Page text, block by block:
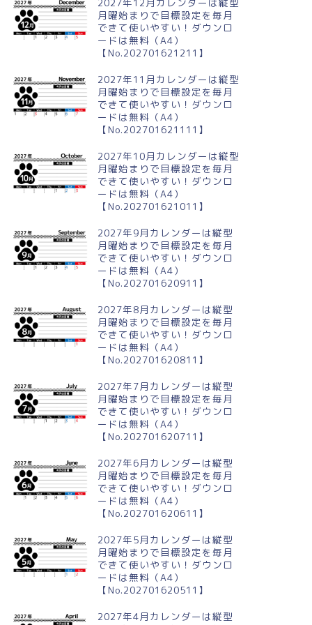
イラストのおしゃれA4無料
ンダー
GWイラストのかわいいA4無料カ
レンダー
月曜始まりで目標設定を毎月
できて使いやすい！ダウンロ
ードは無料（A4）
【No.202701621211】
2027年11月カレンダーは縦型
月曜始まりで目標設定を毎月
できて使いやすい！ダウンロ
ードは無料（A4）
【No.202701621111】
2027年10月カレンダーは縦型
月曜始まりで目標設定を毎月
できて使いやすい！ダウンロ
ードは無料（A4）
【No.202701621011】
2027年9月カレンダーは縦型
月曜始まりで目標設定を毎月
できて使いやすい！ダウンロ
ードは無料（A4）
【No.202701620911】
2027年8月カレンダーは縦型
月曜始まりで目標設定を毎月
できて使いやすい！ダウンロ
ードは無料（A4）
【No.202701620811】
2027年7月カレンダーは縦型
月曜始まりで目標設定を毎月
できて使いやすい！ダウンロ
ードは無料（A4）
【No.202701620711】
2027年6月カレンダーは縦型
月曜始まりで目標設定を毎月
できて使いやすい！ダウンロ
ードは無料（A4）
【No.202701620611】
2027年5月カレンダーは縦型
月曜始まりで目標設定を毎月
できて使いやすい！ダウンロ
ードは無料（A4）
【No.202701620511】
2027年4月カレンダーは縦型